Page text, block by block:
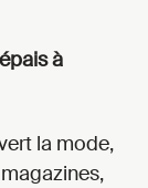
à
la mode,